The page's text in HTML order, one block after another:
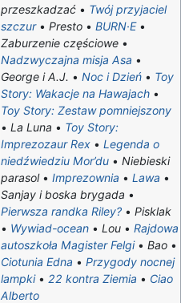
przeszkadzać • Twój przyjaciel
szczur• Presto • BURN·E•
Zaburzenie częściowe •
Nadzwyczajna misja Asa •
George i A.J. • Noc i Dzień • Toy
Story: Wakacje na Hawajach •
Toy Story: Zestaw pomniejszony
• La Luna • Toy Story:
Imprezozaur Rex • Legenda o
niedźwiedziu Mor’du • Niebieski
parasol• Imprezownia • Lawa •
Sanjay i boska brygada •
Pierwsza randka Riley? • Pisklak
• Wywiad-ocean • Lou • Rajdowa
autoszkoła Magister Felgi• Bao •
Ciotunia Edna • Przygody nocnej
lampki• 22 kontra Ziemia • Ciao
Alberto